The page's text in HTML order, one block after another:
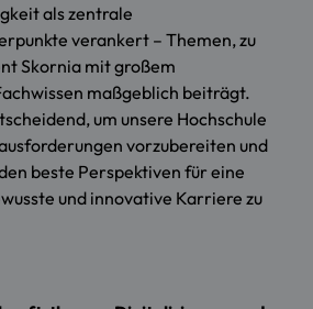
als zentrale
verankert – Themen, zu
Skornia mit großem
maßgeblich beiträgt.
um unsere Hochschule
vorzubereiten und
beste Perspektiven für eine
und innovative Karriere zu